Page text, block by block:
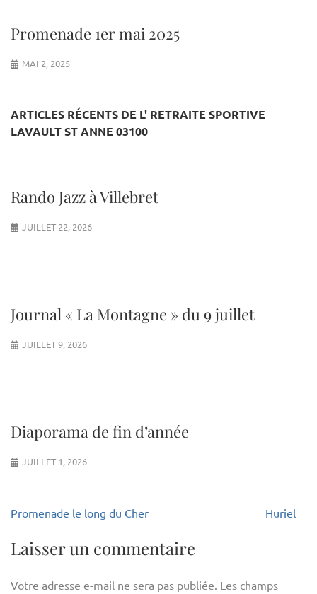
Promenade 1er mai 2025
MAI 2, 2025
ARTICLES RÉCENTS DE L' RETRAITE SPORTIVE
LAVAULT ST ANNE 03100
Rando Jazz à Villebret
JUILLET 22, 2026
Journal « La Montagne » du 9 juillet
JUILLET 9, 2026
Diaporama de fin d’année
JUILLET 1, 2026
Navigation
l’article
Promenade le long du Cher Huriel
Laisser un commentaire
Votre adresse e-mail ne sera pas publiée. Les champs